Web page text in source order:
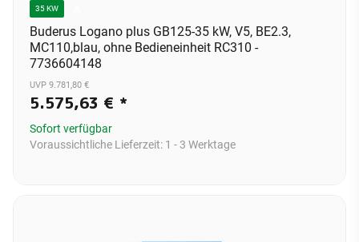
35 KW
Buderus Logano plus GB125-35 kW, V5, BE2.3,
MC110,blau, ohne Bedieneinheit RC310 -
7736604148
UVP 9.781,80 €
5.575,63 € *
Sofort verfügbar
Voraussichtliche Lieferzeit: 1 - 3 Werktage